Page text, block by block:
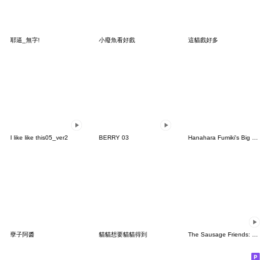
耶逼_無字! 小廢魚看好戲 這貓戲好多
I like like this05_ver2 BERRY 03
孽子阿醬 貓貓想要貓貓得到